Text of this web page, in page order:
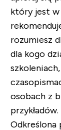
który jest
rozumiesz
dla kogo
osobach z
przykładów.
Odkreślona